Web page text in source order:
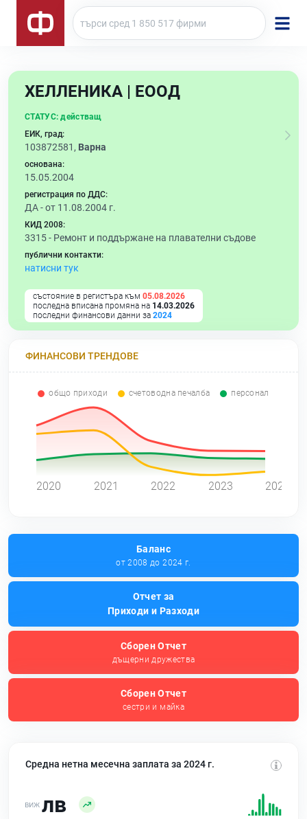
ХЕЛЛЕНИКА | ЕООД
СТАТУС: действащ
ЕИК, град:
103872581, Варна
основана:
15.05.2004
регистрация по ДДС:
ДА - от 11.08.2004 г.
КИД 2008:
3315 - Ремонт и поддържане на плавателни съдове
публични контакти:
натисни тук
състояние в регистъра към 05.08.2026
последна вписана промяна на 14.03.2026
последни финансови данни за 2024
ФИНАНСОВИ ТРЕНДОВЕ
общо приходи счетоводна печалба персонал
2020 2021 2022 2023 2024
Баланс
от 2008 до 2024 г.
Отчет за
Приходи и Разходи
Сборен Отчет
дъщерни дружества
Сборен Отчет
сестри и майка
Средна нетна месечна заплата за 2024 г.
лв